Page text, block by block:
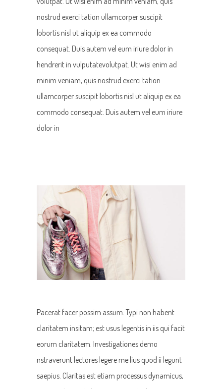
nostrud exerci tation ullamcorper suscipit
lobortis nisl ut aliquip ex ea commodo
consequat. Duis autem vel eum iriure dolor in
hendrerit in vulputatevolutpat. Ut wisi enim ad
minim veniam, quis nostrud exerci tation
ullamcorper suscipit lobortis nisl ut aliquip ex ea
commodo consequat. Duis autem vel eum iriure
dolor in
Pacerat facer possim assum. Typi non habent
claritatem insitam; est usus legentis in iis qui facit
eorum claritatem. Investigationes demo
nstraverunt lectores legere me lius quod ii legunt
saepius. Claritas est etiam processus dynamicus,